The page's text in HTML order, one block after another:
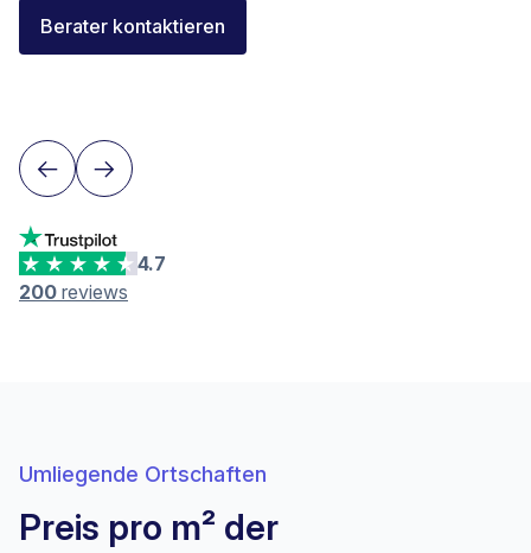
Berater kontaktieren
Elisa Longo
Finanzierungsberaterin IAF
4.7
200 reviews
Umliegende Ortschaften
Preis pro m² der